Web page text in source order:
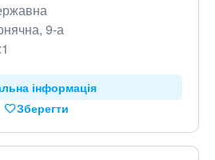
9-а
інформація
Зберегти